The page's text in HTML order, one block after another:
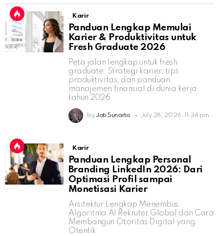
Karir
Panduan Lengkap Memulai
Karier & Produktivitas untuk
Fresh Graduate 2026
Peta jalan lengkap untuk fresh
graduate: Strategi karier, tips
produktivitas, dan panduan
manajemen finansial di dunia kerja
tahun 2026.
by Jati Sunarto July 28, 2026, 11:34 pm
Karir
Panduan Lengkap Personal
Branding LinkedIn 2026: Dari
Optimasi Profil sampai
Monetisasi Karier
Arsitektur Lengkap Menembus
Algoritma AI Rekruter Global dan Cara
Membangun Otoritas Digital yang
Otentik